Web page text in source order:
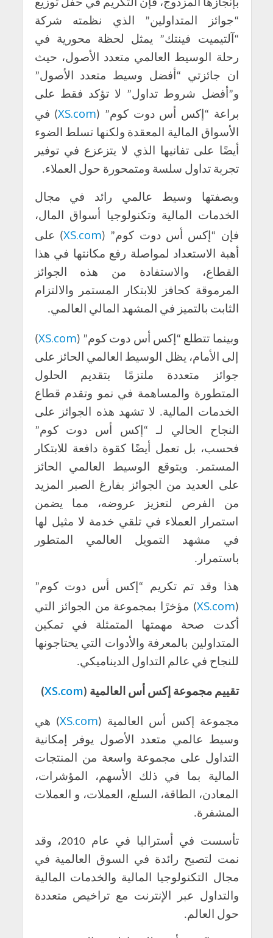
بإنجازها المزدوج، فإن التكريم في حفل توزيع
“جوائز المتداولين” الذي نظمته شركة
“آلتيميت فينتك” يمثل لحظة محورية في
رحلة الوسيط العالمي متعدد الأصول، حيث
ان جائزتي “أفضل وسيط متعدد الأصول”
و”أفضل شروط تداول” لا تؤكد فقط على
براعة “إكس أس دوت كوم” (XS.com) في
الأسواق المالية المعقدة ولكنها تسلط الضوء
أيضًا على تفانيها الذي لا يتزعزع في توفير
تجربة تداول سلسة ومتمحورة حول العملاء.
وبصفتها وسيط عالمي رائد في مجال
الخدمات المالية وتكنولوجيا أسواق المال،
فإن “إكس أس دوت كوم” (XS.com) على
أهبة الاستعداد لمواصلة رفع مكانتها في هذا
القطاع، والاستفادة من هذه الجوائز
المرموقة كحافز للابتكار المستمر والالتزام
الثابت بالتميز في المشهد المالي العالمي.
وبينما تتطلع “إكس أس دوت كوم” (XS.com
)
إلى الأمام، يظل الوسيط العالمي الحائز على
جوائز متعددة ملتزمًا بتقديم الحلول
المتطورة والمساهمة في نمو وتقدم قطاع
الخدمات المالية. لا تشهد هذه الجوائز على
النجاح الحالي لـ “إكس أس دوت كوم”
فحسب، بل تعمل أيضًا كقوة دافعة للابتكار
المستمر. ويتوقع الوسيط العالمي الحائز
على العديد من الجوائز بفارغ الصبر المزيد
من الفرص لتعزيز عروضه، مما يضمن
استمرار العملاء في تلقي خدمة لا مثيل لها
في مشهد التمويل العالمي المتطور
باستمرار.
هذا وقد تم تكريم “إكس أس دوت كوم”
(
XS.com) مؤخرًا بمجموعة من الجوائز التي
أكدت صحة مهمتها المتمثلة في تمكين
المتداولين بالمعرفة والأدوات التي يحتاجونها
للنجاح في عالم التداول الديناميكي.
تقييم مجموعة إكس أس العالمية (XS.com
)
مجموعة إكس أس العالمية (XS.com) هي
وسيط عالمي متعدد الأصول يوفر إمكانية
التداول على مجموعة واسعة من المنتجات
المالية بما في ذلك الأسهم، المؤشرات،
المعادن، الطاقة، السلع، العملات، و العملات
المشفرة.
تأسست في أستراليا في عام 2010، وقد
نمت لتصبح رائدة في السوق العالمية في
مجال التكنولوجيا المالية والخدمات المالية
والتداول عبر الإنترنت مع تراخيص متعددة
حول العالم.